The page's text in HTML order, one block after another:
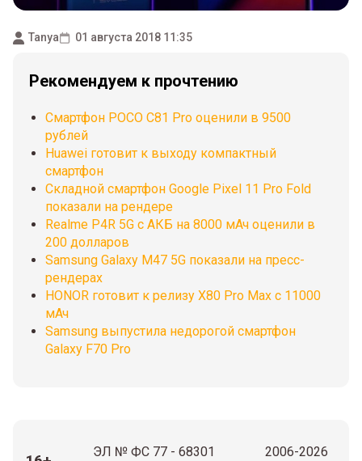
Tanya 01 августа 2018 11:35
Рекомендуем к прочтению
Смартфон POCO C81 Pro оценили в 9500
рублей
Huawei готовит к выходу компактный
смартфон
Складной смартфон Google Pixel 11 Pro Fold
показали на рендере
Realme P4R 5G с АКБ на 8000 мАч оценили в
200 долларов
Samsung Galaxy M47 5G показали на пресс-
рендерах
HONOR готовит к релизу X80 Pro Max с 11000
мАч
Samsung выпустила недорогой смартфон
Galaxy F70 Pro
ЭЛ № ФС 77 - 68301 2006-2026